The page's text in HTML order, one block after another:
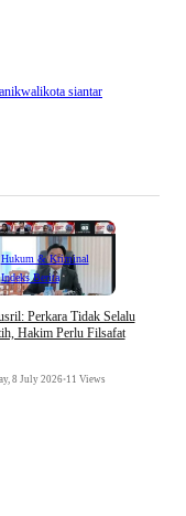
walikota siantar
Hukum & Kriminal
Indeks Berita
Perkara Tidak Selalu
Hakim Perlu Filsafat
8 July 2026•11 Views